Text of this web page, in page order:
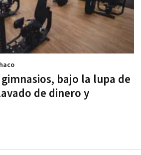
bajo la lupa de
de dinero y